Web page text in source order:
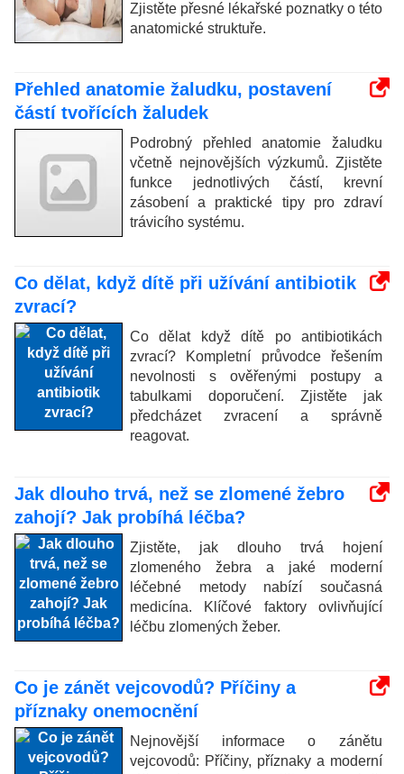
Zjistěte přesné lékařské poznatky o této
anatomické struktuře.
Přehled anatomie žaludku, postavení
částí tvořících žaludek
Podrobný přehled anatomie žaludku
včetně nejnovějších výzkumů. Zjistěte
funkce jednotlivých částí, krevní
zásobení a praktické tipy pro zdraví
trávicího systému.
Co dělat, když dítě při užívání antibiotik
zvrací?
Co dělat když dítě po antibiotikách
zvrací? Kompletní průvodce řešením
nevolnosti s ověřenými postupy a
tabulkami doporučení. Zjistěte jak
předcházet zvracení a správně
reagovat.
Jak dlouho trvá, než se zlomené žebro
zahojí? Jak probíhá léčba?
Zjistěte, jak dlouho trvá hojení
zlomeného žebra a jaké moderní
léčebné metody nabízí současná
medicína. Klíčové faktory ovlivňující
léčbu zlomených žeber.
Co je zánět vejcovodů? Příčiny a
příznaky onemocnění
Nejnovější informace o zánětu
vejcovodů: Příčiny, příznaky a moderní